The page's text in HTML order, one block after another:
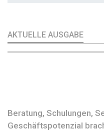
AKTUELLE AUSGABE
Beratung, Schulungen,
Geschäftspotenzial